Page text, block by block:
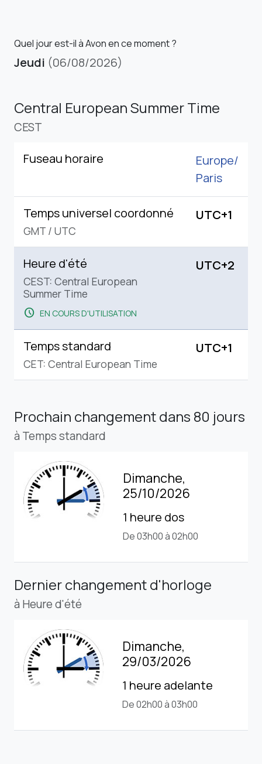
Quel jour est-il à Avon en ce moment ?
Jeudi (06/08/2026)
Central European Summer Time
CEST
Fuseau horaire
Europe/
Paris
Temps universel coordonné
GMT / UTC
UTC+1
Heure d'été
CEST: Central European
Summer Time
schedule EN COURS D'UTILISATION
UTC+2
Temps standard
CET: Central European Time
UTC+1
Prochain changementdans 80 jours
à Temps standard
Dimanche,
25/10/2026
1 heure dos
De 03h00 à 02h00
Dernier changement d'horloge
à Heure d'été
Dimanche,
29/03/2026
1 heure adelante
De 02h00 à 03h00